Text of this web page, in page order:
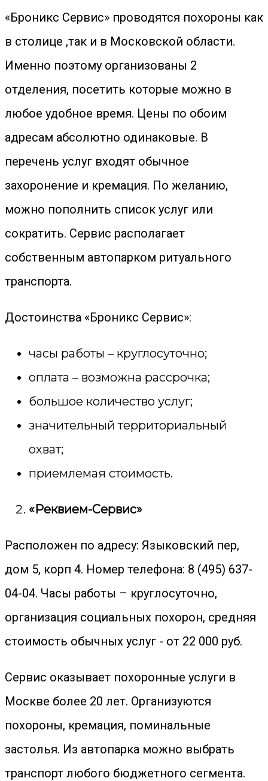
«Броникс Сервис» проводятся похороны как
в столице ,так и в Московской области.
Именно поэтому организованы 2
отделения, посетить которые можно в
любое удобное время. Цены по обоим
адресам абсолютно одинаковые. В
перечень услуг входят обычное
захоронение и кремация. По желанию,
можно пополнить список услуг или
сократить. Сервис располагает
собственным автопарком ритуального
транспорта.
Достоинства «Броникс Сервис»:
часы работы – круглосуточно;
оплата – возможна рассрочка;
большое количество услуг;
значительный территориальный
охват;
приемлемая стоимость.
«Реквием-Сервис»
Расположен по адресу: Языковский пер,
дом 5, корп 4. Номер телефона: 8 (495) 637-
04-04. Часы работы – круглосуточно,
организация социальных похорон, средняя
стоимость обычных услуг - от 22 000 руб.
Сервис оказывает похоронные услуги в
Москве более 20 лет. Организуются
похороны, кремация, поминальные
застолья. Из автопарка можно выбрать
транспорт любого бюджетного сегмента.